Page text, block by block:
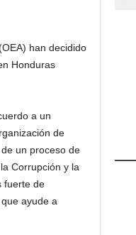
han decidido
Honduras
a un
de
un proceso de
Corrupción y la
fuerte de
ayude a